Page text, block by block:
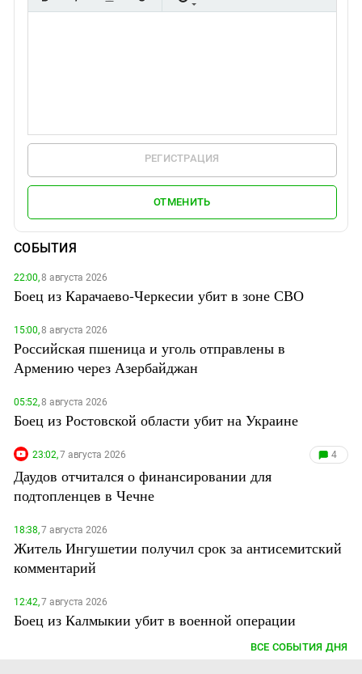
РЕГИСТРАЦИЯ
ОТМЕНИТЬ
СОБЫТИЯ
22:00,8 августа 2026
Боец из Карачаево-Черкесии убит в зоне СВО
15:00,8 августа 2026
Российская пшеница и уголь отправлены в
Армению через Азербайджан
05:52,8 августа 2026
Боец из Ростовской области убит на Украине
23:02,7 августа 2026 4
Даудов отчитался о финансировании для
подтопленцев в Чечне
18:38,7 августа 2026
Житель Ингушетии получил срок за антисемитский
комментарий
12:42,7 августа 2026
Боец из Калмыкии убит в военной операции
ВСЕ СОБЫТИЯ ДНЯ